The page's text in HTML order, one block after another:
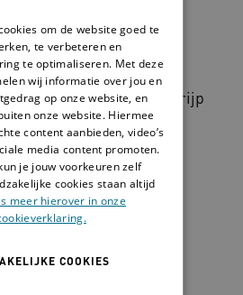
cliënt iets ervaart
kent. Daardoor begrijp
vandaan komt. Van
gedrag past bij het
of dat het komt door
goede
om de website goed te
te verbeteren en
te optimaliseren. Met deze
wij informatie over jou en
op onze website, en
onze website. Hiermee
content aanbieden, video’s
media content promoten.
je jouw voorkeuren zelf
cookies staan altijd
meer hierover in onze
COOKIES